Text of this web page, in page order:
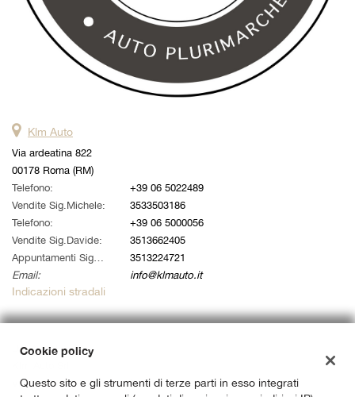
Klm Auto
Via ardeatina 822
00178 Roma (RM)
Telefono:
+39 06 5022489
Vendite Sig.Michele:
3533503186
Telefono:
+39 06 5000056
Vendite Sig.Davide:
3513662405
Appuntamenti Sig. Alessandro:
3513224721
Email:
info@klmauto.it
Indicazioni stradali
Dati fiscali:
Via Ardeatina 822, Roma (RM)
Cookie policy
Questo sito e gli strumenti di terze parti in esso integrati